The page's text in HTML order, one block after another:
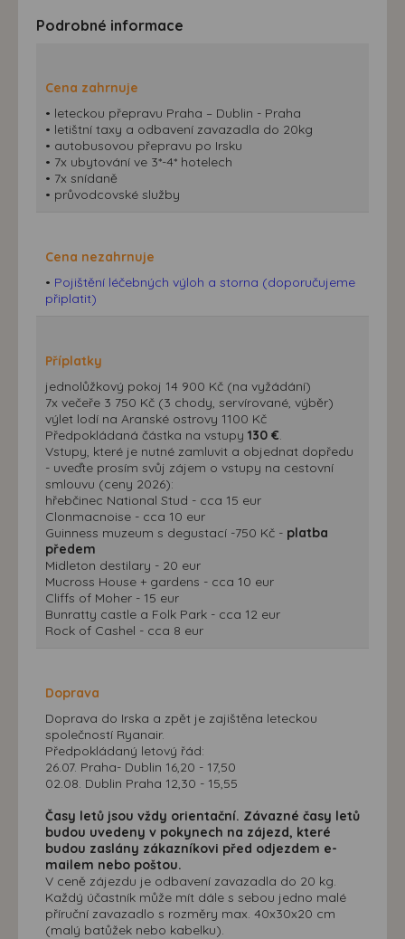
Podrobné informace
Cena zahrnuje
• leteckou přepravu Praha – Dublin - Praha
• letištní taxy a odbavení zavazadla do 20kg
• autobusovou přepravu po Irsku
• 7x ubytování ve 3*-4* hotelech
• 7x snídaně
• průvodcovské služby
Cena nezahrnuje
• Pojištění léčebných výloh a storna (doporučujeme
připlatit)
Příplatky
jednolůžkový pokoj 14 900 Kč (na vyžádání)
7x večeře 3 750 Kč (3 chody, servírované, výběr)
výlet lodí na Aranské ostrovy 1100 Kč
Předpokládaná částka na vstupy 130 €
Vstupy, které je nutné zamluvit a objednat dopředu
- uveďte prosím svůj zájem o vstupy na cestovní
smlouvu (ceny 2026):
hřebčinec National Stud - cca 15 eur
Clonmacnoise - cca 10 eur
Guinness muzeum s degustací -750 Kč - platba
předem
Midleton destilary - 20 eur
Mucross House + gardens - cca 10 eur
Cliffs of Moher - 15 eur
Bunratty castle a Folk Park - cca 12 eur
Rock of Cashel - cca 8 eur
Doprava
Doprava do Irska a zpět je zajištěna leteckou
společností Ryanair.
Předpokládaný letový řád:
26.07. Praha- Dublin 16,20 - 17,50
02.08. Dublin Praha 12,30 - 15,55
Časy letů jsou vždy orientační. Závazné časy letů
budou uvedeny v pokynech na zájezd, které
budou zaslány zákazníkovi před odjezdem e-
mailem nebo poštou.
V ceně zájezdu je odbavení zavazadla do 20 kg.
Každý účastník může mít dále s sebou jedno malé
příruční zavazadlo s rozměry max. 40x30x20 cm
(malý batůžek nebo kabelku).